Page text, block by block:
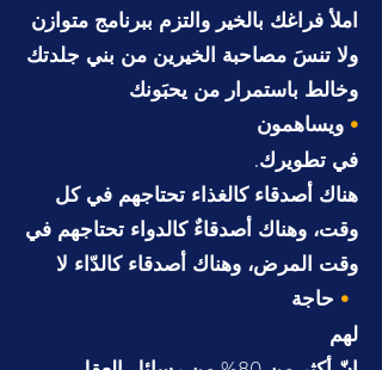
املأ فراغك بالخير والتزم ببرنامج متوازن
ولا تنسَ مصاحبة الخيرين من بني جلدتك
وخالط باستمرار من يحبَونك
ويساهمون •
.في تطويرك
هناك أصدقاء كالغذاء تحتاجهم في كل
وقت، وهناك أصدقاءٌ كالدواء تحتاجهم في
وقت المرض، وهناك أصدقاء كالدّاء لا
حاجة •
لهم